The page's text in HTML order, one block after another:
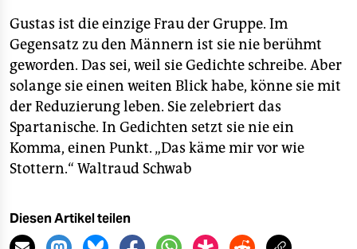
Gustas ist die einzige Frau der Gruppe. Im
Gegensatz zu den Männern ist sie nie berühmt
geworden. Das sei, weil sie Gedichte schreibe. Aber
solange sie einen weiten Blick habe, könne sie mit
der Reduzierung leben. Sie zelebriert das
Spartanische. In Gedichten setzt sie nie ein
Komma, einen Punkt. „Das käme mir vor wie
Stottern.“ Waltraud Schwab
Diesen Artikel teilen